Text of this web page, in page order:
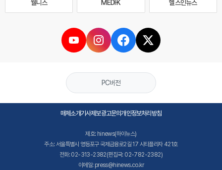
웰니스 MEDI·K 헬스인뉴스
PC버전
매체소개기사제보광고문의개인정보처리방침
제호: hinews(하이뉴스)
주소: 서울특별시 영등포구 국제금융로2길 17 시티플라자 421호
전화: 02-313-2382(편집국: 02-782-2382)
이메일: press@hinews.co.kr